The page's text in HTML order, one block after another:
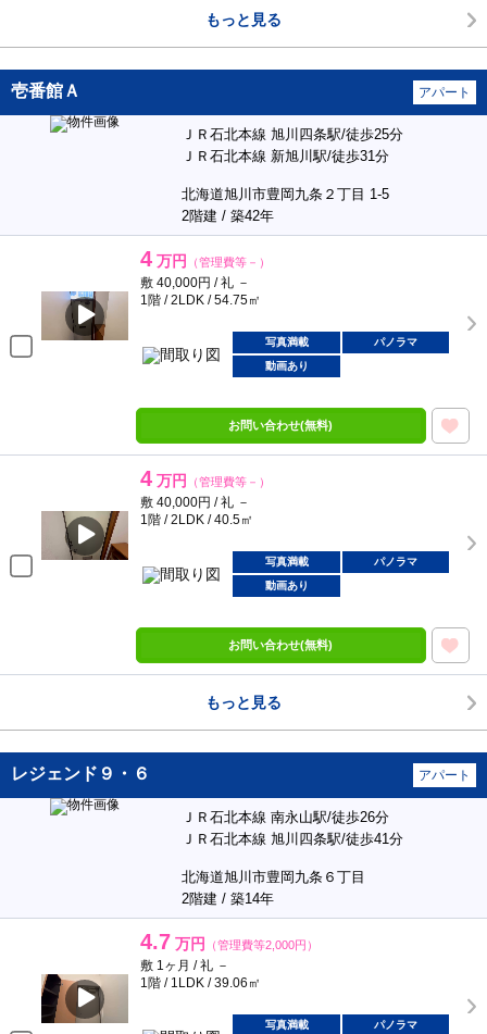
もっと見る
壱番館Ａ アパート
ＪＲ石北本線 旭川四条駅/徒歩25分
ＪＲ石北本線 新旭川駅/徒歩31分
北海道旭川市豊岡九条２丁目 1-5
2階建 / 築42年
4 万円 （管理費等－）
敷 40,000円 / 礼 －
1階 / 2LDK / 54.75㎡
写真満載
パノラマ
動画あり
お問い合わせ(無料)
4 万円 （管理費等－）
敷 40,000円 / 礼 －
1階 / 2LDK / 40.5㎡
写真満載
パノラマ
動画あり
お問い合わせ(無料)
もっと見る
レジェンド９・６ アパート
ＪＲ石北本線 南永山駅/徒歩26分
ＪＲ石北本線 旭川四条駅/徒歩41分
北海道旭川市豊岡九条６丁目
2階建 / 築14年
4.7 万円 （管理費等2,000円）
敷 1ヶ月 / 礼 －
1階 / 1LDK / 39.06㎡
写真満載
パノラマ